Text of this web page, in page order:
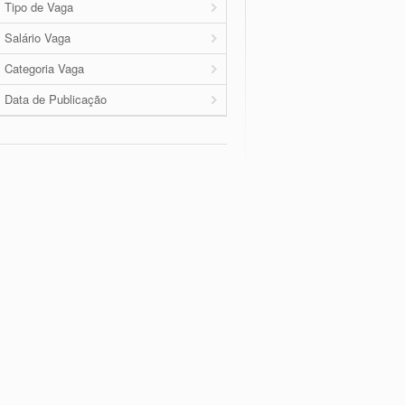
Tipo de Vaga
Salário Vaga
Categoria Vaga
Data de Publicação